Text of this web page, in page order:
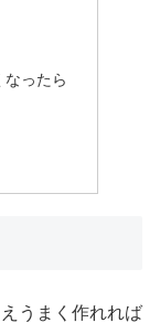
なったら
うまく作れれば